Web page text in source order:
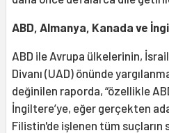
ABD, Almanya, Kanada ve
ABD ile Avrupa ülkelerinin,
Divanı (UAD) önünde
değinilen raporda, “özellikle
İngiltere’ye, eğer gerçekten
Filistin'de işlenen tüm suçların